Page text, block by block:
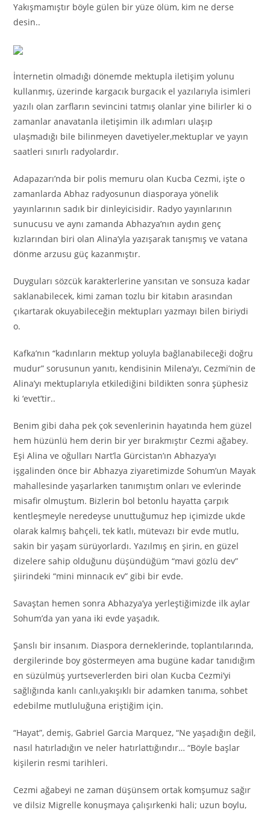
Yakışmamıştır böyle gülen bir yüze ölüm, kim ne derse
desin..
İnternetin olmadığı dönemde mektupla iletişim yolunu
kullanmış, üzerinde kargacık burgacık el yazılarıyla isimleri
yazılı olan zarfların sevincini tatmış olanlar yine bilirler ki o
zamanlar anavatanla iletişimin ilk adımları ulaşıp
ulaşmadığı bile bilinmeyen davetiyeler,mektuplar ve yayın
saatleri sınırlı radyolardır.
Adapazarı’nda bir polis memuru olan Kucba Cezmi, işte o
zamanlarda Abhaz radyosunun diasporaya yönelik
yayınlarının sadık bir dinleyicisidir. Radyo yayınlarının
sunucusu ve aynı zamanda Abhazya’nın aydın genç
kızlarından biri olan Alina’yla yazışarak tanışmış ve vatana
dönme arzusu güç kazanmıştır.
Duyguları sözcük karakterlerine yansıtan ve sonsuza kadar
saklanabilecek, kimi zaman tozlu bir kitabın arasından
çıkartarak okuyabileceğin mektupları yazmayı bilen biriydi
o.
Kafka’nın “kadınların mektup yoluyla bağlanabileceği doğru
mudur” sorusunun yanıtı, kendisinin Milena’yı, Cezmi’nin de
Alina’yı mektuplarıyla etkilediğini bildikten sonra şüphesiz
ki ‘evet’tir..
Benim gibi daha pek çok sevenlerinin hayatında hem güzel
hem hüzünlü hem derin bir yer bırakmıştır Cezmi ağabey.
Eşi Alina ve oğulları Nart’la Gürcistan’ın Abhazya’yı
işgalinden önce bir Abhazya ziyaretimizde Sohum’un Mayak
mahallesinde yaşarlarken tanımıştım onları ve evlerinde
misafir olmuştum. Bizlerin bol betonlu hayatta çarpık
kentleşmeyle neredeyse unuttuğumuz hep içimizde ukde
olarak kalmış bahçeli, tek katlı, mütevazı bir evde mutlu,
sakin bir yaşam sürüyorlardı. Yazılmış en şirin, en güzel
dizelere sahip olduğunu düşündüğüm “mavi gözlü dev”
şiirindeki “mini minnacık ev” gibi bir evde.
Savaştan hemen sonra Abhazya’ya yerleştiğimizde ilk aylar
Sohum’da yan yana iki evde yaşadık.
Şanslı bir insanım. Diaspora derneklerinde, toplantılarında,
dergilerinde boy göstermeyen ama bugüne kadar tanıdığım
en süzülmüş yurtseverlerden biri olan Kucba Cezmi’yi
sağlığında kanlı canlı,yakışıklı bir adamken tanıma, sohbet
edebilme mutluluğuna eriştiğim için.
“Hayat”, demiş, Gabriel Garcia Marquez, “Ne yaşadığın değil,
nasıl hatırladığın ve neler hatırlattığındır… “Böyle başlar
kişilerin resmi tarihleri.
Cezmi ağabeyi ne zaman düşünsem ortak komşumuz sağır
ve dilsiz Migrelle konuşmaya çalışırkenki hali; uzun boylu,